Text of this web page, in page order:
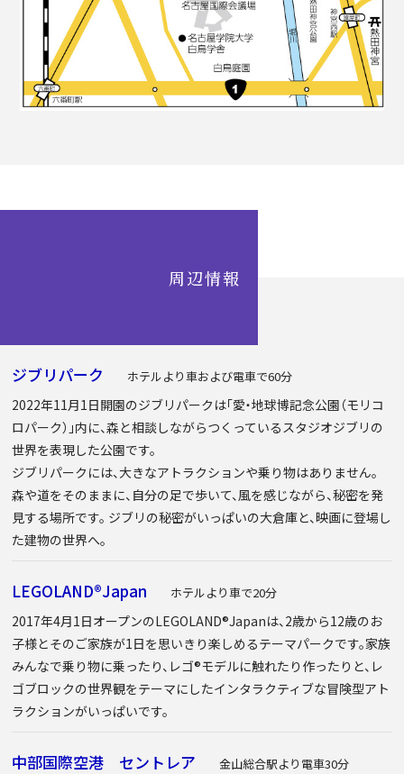
周辺情報
ジブリパーク ホテルより車および電車で60分
2022年11月1日開園のジブリパークは「愛・地球博記念公園（モリコ
ロパーク）」内に、森と相談しながらつくっているスタジオジブリの
世界を表現した公園です。
ジブリパークには、大きなアトラクションや乗り物はありません。
森や道をそのままに、自分の足で歩いて、風を感じながら、秘密を発
見する場所です。 ジブリの秘密がいっぱいの大倉庫と、映画に登場し
た建物の世界へ。
LEGOLAND®Japan ホテルより車で20分
2017年4月1日オープンのLEGOLAND®Japanは、2歳から12歳のお
子様とそのご家族が1日を思いきり楽しめるテーマパークです。家族
みんなで乗り物に乗ったり、レゴ®モデルに触れたり作ったりと、レ
ゴブロックの世界観をテーマにしたインタラクティブな冒険型アト
ラクションがいっぱいです。
中部国際空港 セントレア 金山総合駅より電車30分